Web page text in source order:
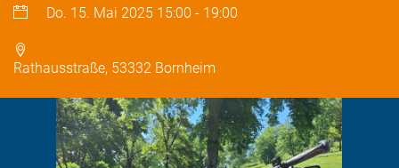
Do. 15. Mai 2025 15:00 - 19:00
Rathausstraße, 53332 Bornheim